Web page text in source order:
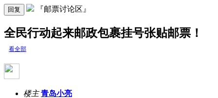
回复 『邮票讨论区』
全民行动起来邮政包裹挂号张贴邮票！
看全部
楼主 青岛小亮